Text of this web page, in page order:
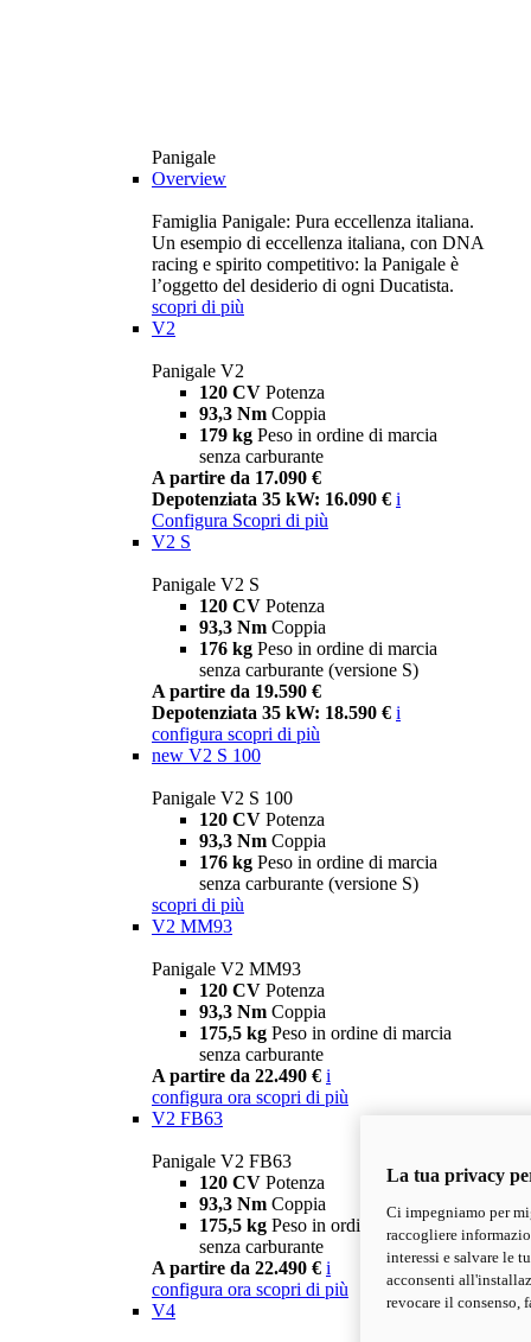
Panigale
Overview
Famiglia Panigale: Pura eccellenza italiana.
Un esempio di eccellenza italiana, con DNA
racing e spirito competitivo: la Panigale è
l’oggetto del desiderio di ogni Ducatista.
scopri di più
V2
Panigale V2
120 CV Potenza
93,3 Nm Coppia
179 kg Peso in ordine di marcia
senza carburante
A partire da 17.090 €
Depotenziata 35 kW: 16.090 € i
Configura Scopri di più
V2 S
Panigale V2 S
120 CV Potenza
93,3 Nm Coppia
176 kg Peso in ordine di marcia
senza carburante (versione S)
A partire da 19.590 €
Depotenziata 35 kW: 18.590 € i
configura scopri di più
new V2 S 100
Panigale V2 S 100
120 CV Potenza
93,3 Nm Coppia
176 kg Peso in ordine di marcia
senza carburante (versione S)
scopri di più
V2 MM93
Panigale V2 MM93
120 CV Potenza
93,3 Nm Coppia
175,5 kg Peso in ordine di marcia
senza carburante
A partire da 22.490 € i
configura ora scopri di più
V2 FB63
Panigale V2 FB63
120 CV Potenza
93,3 Nm Coppia
175,5 kg Peso in ordine di marcia
senza carburante
A partire da 22.490 € i
configura ora scopri di più
V4
La tua privacy
Ci impegniamo per
raccogliere
interessi e salvare le
acconsenti
revocare il consenso,